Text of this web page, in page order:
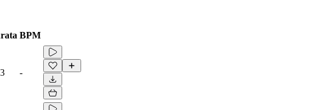
BPM
-